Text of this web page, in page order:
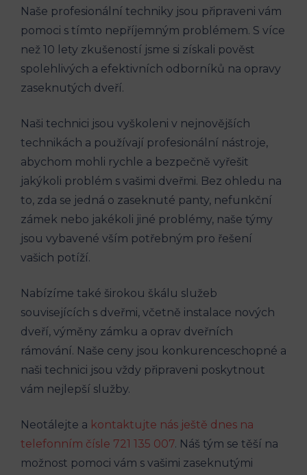
Naše profesionální techniky jsou připraveni vám
pomoci s tímto nepříjemným problémem. S více
než 10 lety zkušeností jsme si získali pověst
spolehlivých a efektivních odborníků na opravy
zaseknutých dveří.
Naši technici jsou vyškoleni v nejnovějších
technikách a používají profesionální nástroje,
abychom mohli rychle a bezpečně vyřešit
jakýkoli problém s vašimi dveřmi. Bez ohledu na
to, zda se jedná o zaseknuté panty, nefunkční
zámek nebo jakékoli jiné problémy, naše týmy
jsou vybavené vším potřebným pro řešení
vašich potíží.
Nabízíme také širokou škálu služeb
souvisejících s dveřmi, včetně instalace nových
dveří, výměny zámku a oprav dveřních
rámování. Naše ceny jsou konkurenceschopné a
naši technici jsou vždy připraveni poskytnout
vám nejlepší služby.
Neotálejte a kontaktujte nás ještě dnes na
telefonním čísle 721 135 007. Náš tým se těší na
možnost pomoci vám s vašimi zaseknutými